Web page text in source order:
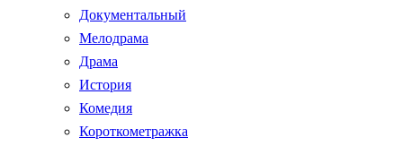
Документальный
Мелодрама
Драма
История
Комедия
Короткометражка